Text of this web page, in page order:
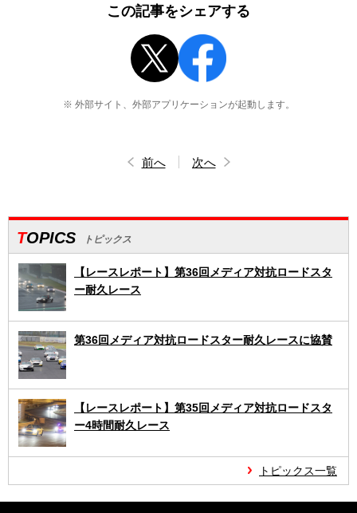
この記事をシェアする
※ 外部サイト、外部アプリケーションが起動します。
前へ 次へ
TOPICS トピックス
【レースレポート】第36回メディア対抗ロードスタ
ー耐久レース
第36回メディア対抗ロードスター耐久レースに協賛
【レースレポート】第35回メディア対抗ロードスタ
ー4時間耐久レース
トピックス一覧